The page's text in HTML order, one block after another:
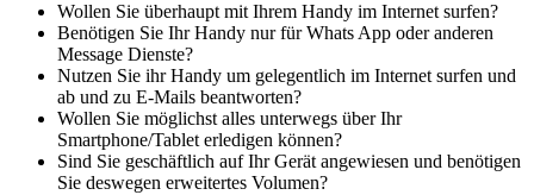
Wollen Sie überhaupt mit Ihrem Handy im Internet surfen?
Benötigen Sie Ihr Handy nur für Whats App oder anderen
Message Dienste?
Nutzen Sie ihr Handy um gelegentlich im Internet surfen und
ab und zu E-Mails beantworten?
Wollen Sie möglichst alles unterwegs über Ihr
Smartphone/Tablet erledigen können?
Sind Sie geschäftlich auf Ihr Gerät angewiesen und benötigen
Sie deswegen erweitertes Volumen?